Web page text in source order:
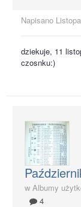
Napisano
dziekuje, 11
czosnku:)
w Albumy
4